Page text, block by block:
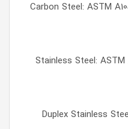
Carbon Steel: ASTM
Stainless Steel: ASTM
Duplex Stainless